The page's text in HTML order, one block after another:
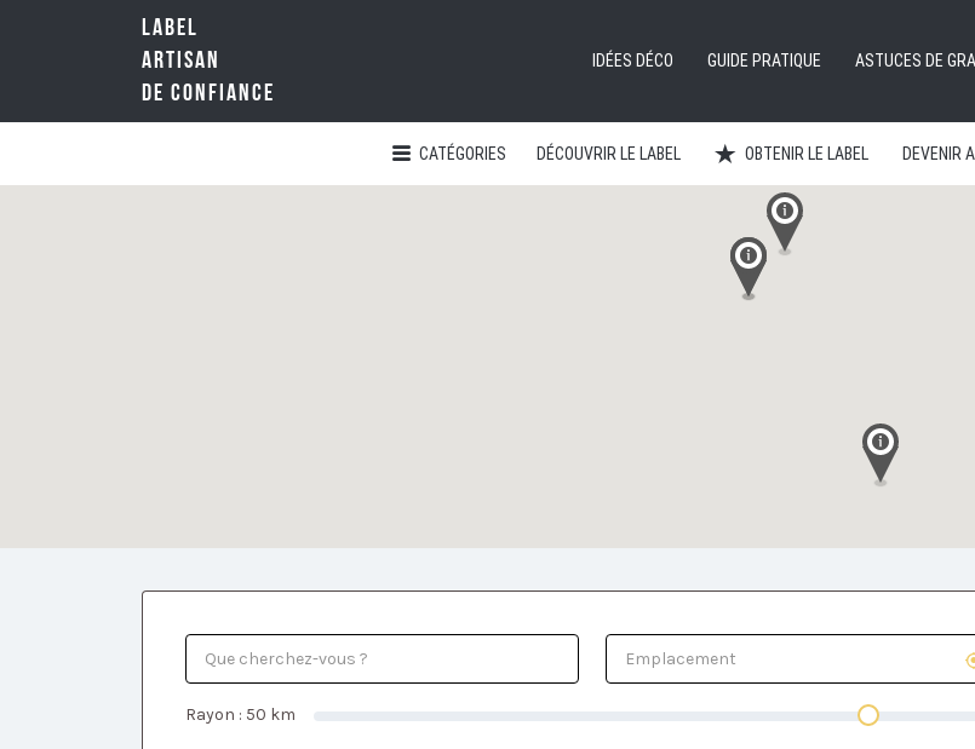
LABEL
ARTISAN
DE CONFIANCE
IDÉES DÉCO GUIDE PRATIQUE ASTUCES DE
Rechercher:
CATÉGORIES DÉCOUVRIR LE LABEL OBTENIR LE LABEL DEVENIR
Rayon : 50 km